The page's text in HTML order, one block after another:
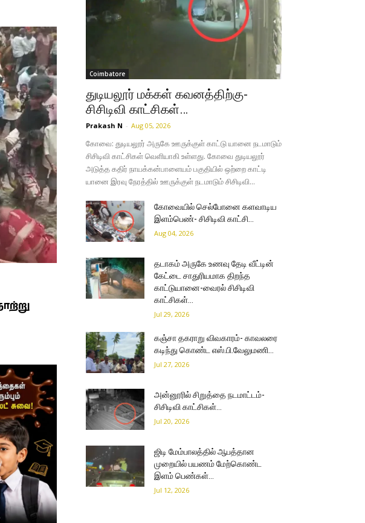
Coimbatore
துடியலூர் மக்கள் கவனத்திற்கு-
சிசிடிவி காட்சிகள்…
Prakash N - Aug 05, 2026
கோவை: துடியலூர் அருகே ஊருக்குள் காட்டு யானை நடமாடும்
சிசிடிவி காட்சிகள் வெளியாகி உள்ளது. கோவை துடியலூர்
அடுத்த கதிர் நாயக்கன்பாளையம் பகுதியில் ஒற்றை காட்டி
யானை இரவு நேரத்தில் ஊருக்குள் நடமாடும் சிசிடிவி...
கோவையில் செல்போனை களவாடிய
இளம்பெண்- சிசிடிவி காட்சி…
Aug 04, 2026
தடாகம் அருகே உணவு தேடி வீட்டின்
கேட்டை சாதுரியமாக திறந்த
காட்டுயானை-வைரல் சிசிடிவி
காட்சிகள்…
Jul 29, 2026
கஞ்சா தகராறு விவகாரம்- காவலரை
கடிந்து கொண்ட எஸ்.பி.வேலுமணி…
Jul 27, 2026
அன்னூரில் சிறுத்தை நடமாட்டம்-
சிசிடிவி காட்சிகள்…
Jul 20, 2026
ஜிடி மேம்பாலத்தில் ஆபத்தான
முறையில் பயணம் மேற்கொண்ட
இளம் பெண்கள்…
Jul 12, 2026